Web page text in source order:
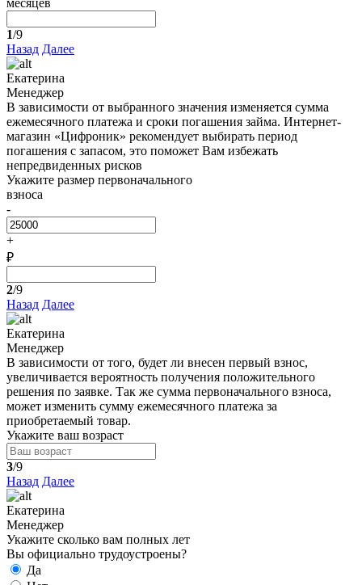
месяцев
1/9
Назад Далее
Екатерина
Менеджер
В зависимости от выбранного значения изменяется сумма
ежемесячного платежа и сроки погашения займа. Интернет-
магазин «Цифроник» рекомендует выбирать период
погашения с запасом, это поможет Вам избежать
непредвиденных рисков
Укажите размер первоначального
взноса
-
+
₽
2/9
Назад Далее
Екатерина
Менеджер
В зависимости от того, будет ли внесен первый взнос,
увеличивается вероятность получения положительного
решения по заявке. Так же сумма первоначального взноса,
может изменить сумму ежемесячного платежа за
приобретаемый товар.
Укажите ваш возраст
3/9
Назад Далее
Екатерина
Менеджер
Укажите сколько вам полных лет
Вы официально трудоустроены?
Да